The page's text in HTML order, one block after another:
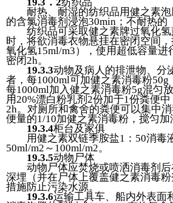
耐热、耐湿的纺织品用健之素泡
的含氯消毒剂浸泡30min；不耐热的
纺织品可采取健之素牌过氧化氢
时，将欲消毒衣物悬挂在密闭空间
氧化氢15ml/m3），使用超低容量进
密闭2h。
19.3.3动物及病人的排泄物、分
者，每1000ml可加健之素消毒粉50g
每1000ml加入健之素消毒粉5g混匀
用20%漂白粉乳剂2份加于1份粪便
2h。对厕所和禽舍的粪便可以集中
便量的1/10加健之素消毒粉，搅匀加
19.3.4柜台及家俱
用健之素双链季胺盐1：50消毒
50ml/m2～100ml/m2。
19.3.5动物尸体
动物尸体应焚烧或喷洒消毒剂后
深埋（并在尸体上覆盖健之素消毒
措施防止污染水源。
19.3.6运输工具车、船内外表面